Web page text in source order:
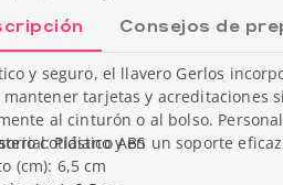
Consejos de
y seguro, el llavero Gerlos
mantener tarjetas y acreditaciones
al cinturón o al bolso.
cotidiano y en un soporte
Plástico ABS
(cm): 6,5 cm